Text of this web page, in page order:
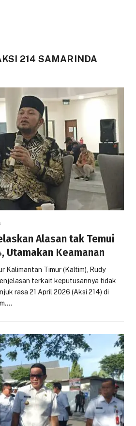
214 SAMARINDA
Alasan tak Temui
Utamakan Keamanan
Kalimantan Timur (Kaltim), Rudy
terkait keputusannya tidak
rasa 21 April 2026 (Aksi 214) di